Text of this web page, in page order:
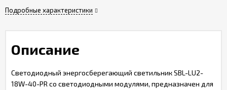
Подробные характеристики
Описание
Светодиодный энергосберегающий светильник SBL-LU2-
18W-40-PR со светодиодными модулями, предназначен для